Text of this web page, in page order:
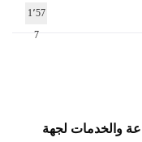
1٬57
7
والخدمات لجهة